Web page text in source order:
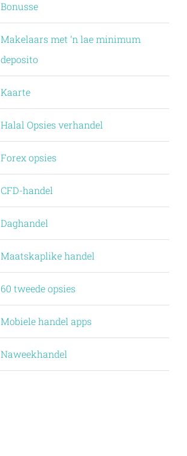
Bonusse
Makelaars met ‘n lae minimum
deposito
Kaarte
Halal Opsies verhandel
Forex opsies
CFD-handel
Daghandel
Maatskaplike handel
60 tweede opsies
Mobiele handel apps
Naweekhandel